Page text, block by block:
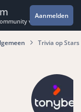
voor de
Aanmelden
Trivia op Stars